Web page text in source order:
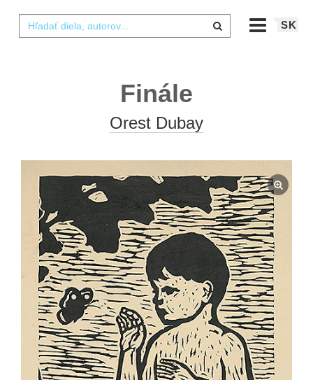
SK
Finále
Orest Dubay